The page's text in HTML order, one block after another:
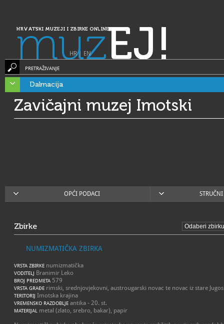
HRVATSKI MUZEJI I ZBIRKE ONLINE
muzEJ!
HR| EN
PRETRAŽIVANJE
Dalmacija
Zavičajni muzej Imotski
OPĆI PODACI
Zbirke
NUMIZMATIČKA ZBIRKA
VRSTA ZBIRKE numizmatička
VODITELJ Branimir Leko
BROJ PREDMETA 579
VRSTA GRAĐE rimski, srednjovjekovni, austrougarski novac te novac iz stare
TERITORIJ Imotska krajina
VREMENSKO RAZDOBLJE antika - 20. st.
MATERIJAL metal (zlato, srebro, bakar), papir